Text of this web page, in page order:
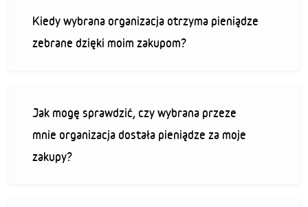
Kiedy wybrana organizacja otrzyma pieniądze
zebrane dzięki moim zakupom?
Jak mogę sprawdzić, czy wybrana przeze
mnie organizacja dostała pieniądze za moje
zakupy?